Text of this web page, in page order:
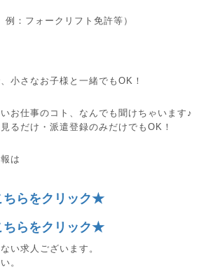
：フォークリフト免許等）
小さなお子様と一緒でもOK！
お仕事のコト、なんでも聞けちゃいます♪
るだけ・派遣登録のみだけでもOK！
は
らをクリック★
らをクリック★
い求人ございます。
。